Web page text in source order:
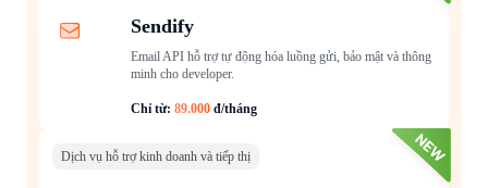
Sendify
Email API hỗ trợ tự động hóa luồng gửi, bảo mật và thông
minh cho developer.
Chỉ từ: 89.000 đ/tháng
Dịch vụ hỗ trợ kinh doanh và tiếp thị